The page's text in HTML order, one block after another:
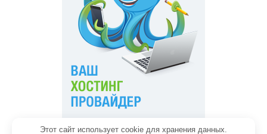
Этот сайт использует cookie для хранения данных.